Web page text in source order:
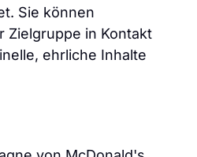
Sie können
Zielgruppe in Kontakt
ehrliche Inhalte